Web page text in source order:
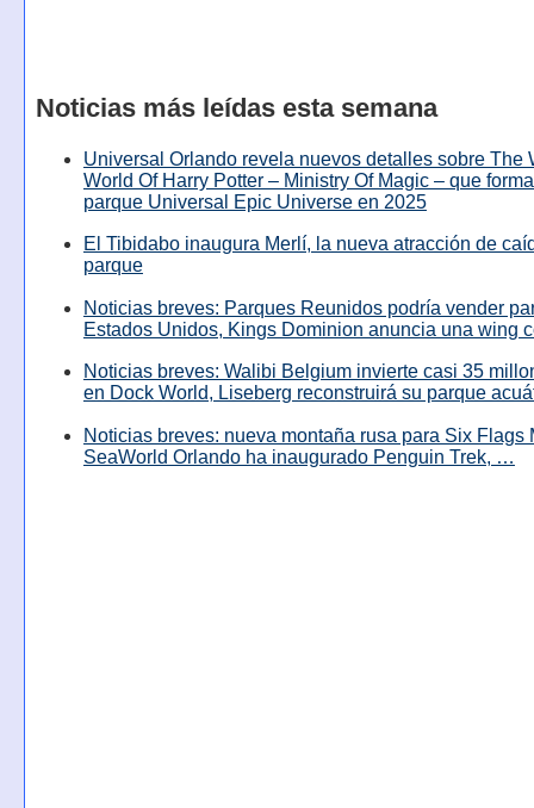
Noticias más leídas esta semana
Universal Orlando revela nuevos detalles sobre The
World Of Harry Potter – Ministry Of Magic – que
parque Universal Epic Universe en 2025
El Tibidabo inaugura Merlí, la nueva atracción de
parque
Noticias breves: Parques Reunidos podría vender
Estados Unidos, Kings Dominion anuncia una wing
Noticias breves: Walibi Belgium invierte casi 35
en Dock World, Liseberg reconstruirá su parque
Noticias breves: nueva montaña rusa para Six Flags
SeaWorld Orlando ha inaugurado Penguin Trek, …